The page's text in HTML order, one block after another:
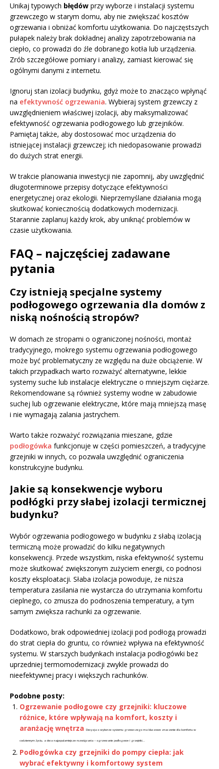
Unikaj typowych błędów przy wyborze i instalacji systemu
grzewczego w starym domu, aby nie zwiększać kosztów
ogrzewania i obniżać komfortu użytkowania. Do najczęstszych
pułapek należy brak dokładnej analizy zapotrzebowania na
ciepło, co prowadzi do źle dobranego kotła lub urządzenia.
Zrób szczegółowe pomiary i analizy, zamiast kierować się
ogólnymi danymi z internetu.
Ignoruj stan izolacji budynku, gdyż może to znacząco wpłynąć
na efektywność ogrzewania. Wybieraj system grzewczy z
uwzględnieniem właściwej izolacji, aby maksymalizować
efektywność ogrzewania podłogowego lub grzejników.
Pamiętaj także, aby dostosować moc urządzenia do
istniejącej instalacji grzewczej; ich niedopasowanie prowadzi
do dużych strat energii.
W trakcie planowania inwestycji nie zapomnij, aby uwzględnić
długoterminowe przepisy dotyczące efektywności
energetycznej oraz ekologii. Nieprzemyślane działania mogą
skutkować koniecznością dodatkowych modernizacji.
Starannie zaplanuj każdy krok, aby uniknąć problemów w
czasie użytkowania.
FAQ – najczęściej zadawane
pytania
Czy istnieją specjalne systemy
podłogowego ogrzewania dla domów z
niską nośnością stropów?
W domach ze stropami o ograniczonej nośności, montaż
tradycyjnego, mokrego systemu ogrzewania podłogowego
może być problematyczny ze względu na duże obciążenie. W
takich przypadkach warto rozważyć alternatywne, lekkie
systemy suche lub instalacje elektryczne o mniejszym ciężarze.
Rekomendowane są również systemy wodne w zabudowie
suchej lub ogrzewanie elektryczne, które mają mniejszą masę
i nie wymagają zalania jastrychem.
Warto także rozważyć rozwiązania mieszane, gdzie
podłogówka funkcjonuje w części pomieszczeń, a tradycyjne
grzejniki w innych, co pozwala uwzględnić ograniczenia
konstrukcyjne budynku.
Jakie są konsekwencje wyboru
podłógki przy słabej izolacji termicznej
budynku?
Wybór ogrzewania podłogowego w budynku z słabą izolacją
termiczną może prowadzić do kilku negatywnych
konsekwencji. Przede wszystkim, niska efektywność systemu
może skutkować zwiększonym zużyciem energii, co podnosi
koszty eksploatacji. Słaba izolacja powoduje, że niższa
temperatura zasilania nie wystarcza do utrzymania komfortu
cieplnego, co zmusza do podnoszenia temperatury, a tym
samym zwiększa rachunki za ogrzewanie.
Dodatkowo, brak odpowiedniej izolacji pod podłogą prowadzi
do strat ciepła do gruntu, co również wpływa na efektywność
systemu. W starszych budynkach instalacja podłogówki bez
uprzedniej termomodernizacji zwykle prowadzi do
nieefektywnej pracy i większych rachunków.
Podobne posty:
Ogrzewanie podłogowe czy grzejniki: kluczowe
różnice, które wpływają na komfort, koszty i
aranżację wnętrza
Decyzja o wyborze systemu grzewczego ma kluczowe znaczenie dla komfortu w
codziennym życiu, a dwa najpopularniejsze rozwiązania – ogrzewanie podłogowe i grzejniki...
Podłogówka czy grzejniki do pompy ciepła: jak
wybrać efektywny i komfortowy system